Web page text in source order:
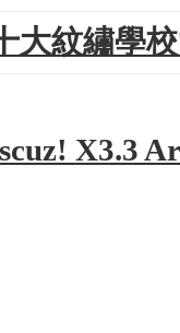
大紋繡學
X3.3